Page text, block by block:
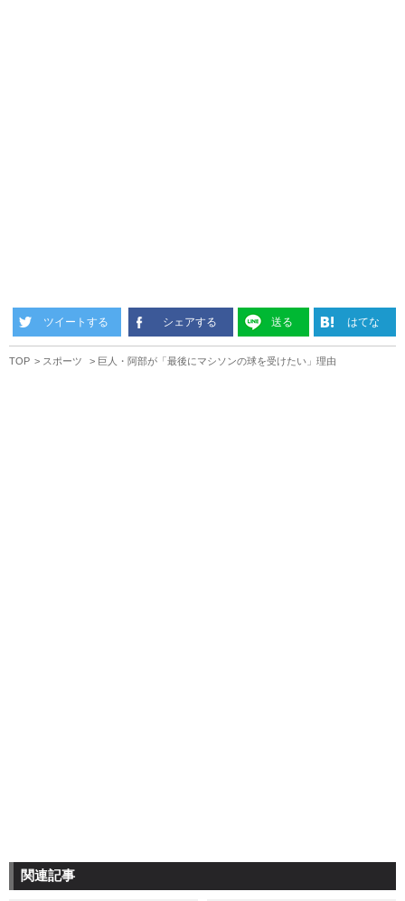
ツイートする シェアする 送る はてな
TOP スポーツ 巨人・阿部が「最後にマシソンの球を受けたい」理由
関連記事